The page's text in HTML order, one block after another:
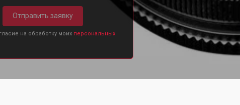
Отправить заявку
на обработку моих персональных